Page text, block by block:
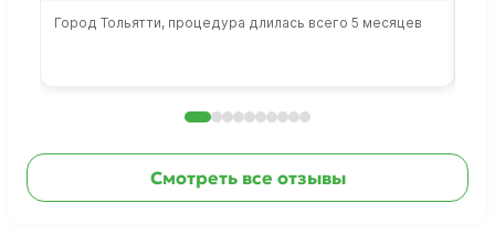
Город Тольятти, процедура длилась всего 5 месяцев
Смотреть все отзывы